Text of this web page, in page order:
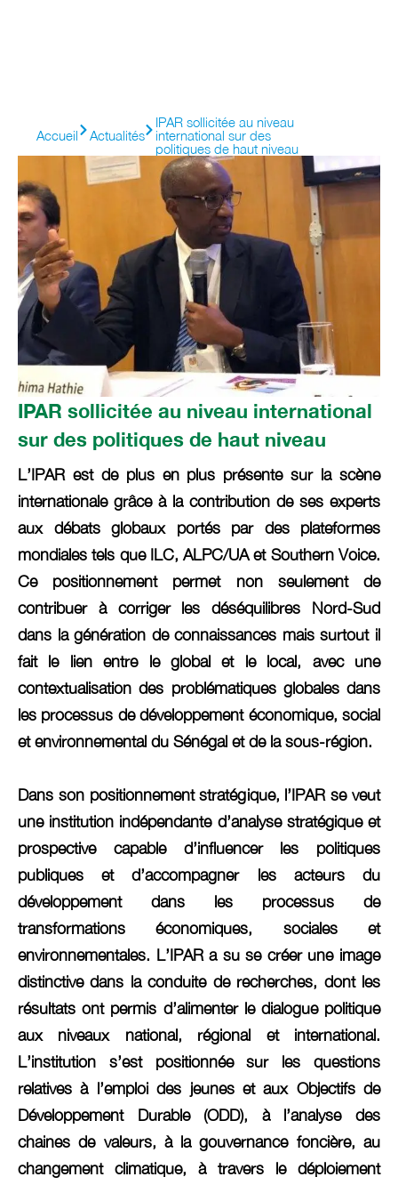
Accueil Actualités
IPAR sollicitée au niveau
international sur des
politiques de haut niveau
IPAR sollicitée au niveau international
sur des politiques de haut niveau
L’IPAR est de plus en plus présente sur la scène
internationale grâce à la contribution de ses experts
aux débats globaux portés par des plateformes
mondiales tels que ILC, ALPC/UA et Southern Voice.
Ce positionnement permet non seulement de
contribuer à corriger les déséquilibres Nord-Sud
dans la génération de connaissances mais surtout il
fait le lien entre le global et le local, avec une
contextualisation des problématiques globales dans
les processus de développement économique, social
et environnemental du Sénégal et de la sous-région.
Dans son positionnement stratégique, l’IPAR se veut
une institution indépendante d’analyse stratégique et
prospective capable d’influencer les politiques
publiques et d’accompagner les acteurs du
développement dans les processus de
transformations économiques, sociales et
environnementales. L’IPAR a su se créer une image
distinctive dans la conduite de recherches, dont les
résultats ont permis d’alimenter le dialogue politique
aux niveaux national, régional et international.
L’institution s’est positionnée sur les questions
relatives à l’emploi des jeunes et aux Objectifs de
Développement Durable (ODD), à l’analyse des
chaines de valeurs, à la gouvernance foncière, au
changement climatique, à travers le déploiement